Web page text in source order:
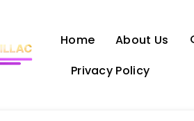
Home About Us
Privacy Policy